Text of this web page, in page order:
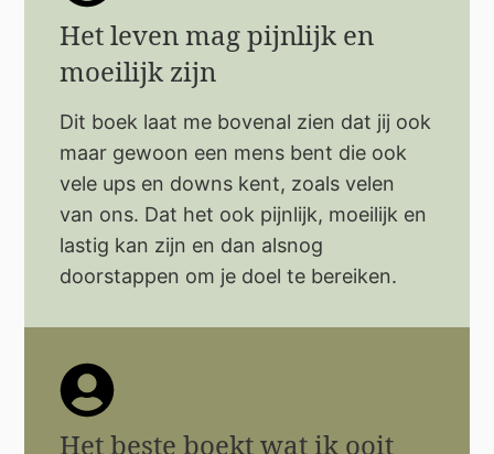
Het leven mag pijnlijk en
moeilijk zijn
Dit boek laat me bovenal zien dat jij ook
maar gewoon een mens bent die ook
vele ups en downs kent, zoals velen
van ons. Dat het ook pijnlijk, moeilijk en
lastig kan zijn en dan alsnog
doorstappen om je doel te bereiken.
Het beste boekt wat ik ooit